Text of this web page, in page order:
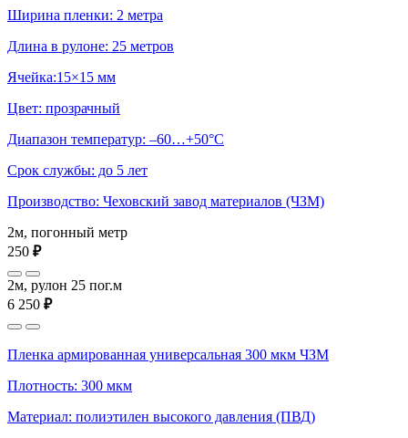
Ширина пленки: 2 метра
Длина в рулоне: 25 метров
Ячейка:15×15 мм
Цвет: прозрачный
Диапазон температур: –60…+50°С
Срок службы: до 5 лет
Производство: Чеховский завод материалов (ЧЗМ)
2м, погонный метр
250 ₽
2м, рулон 25 пог.м
6 250 ₽
Пленка армированная универсальная 300 мкм ЧЗМ
Плотность: 300 мкм
Материал: полиэтилен высокого давления (ПВД)